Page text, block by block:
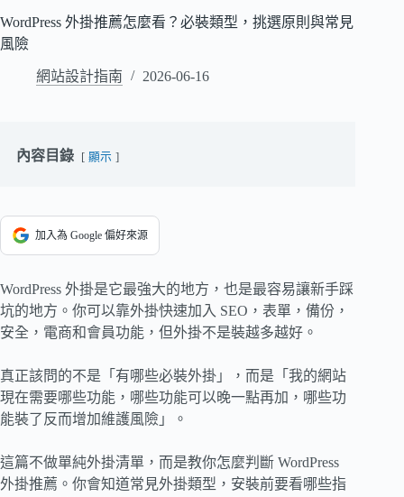
WordPress 外掛推薦怎麼看？必裝類型，挑選原則與常見
風險
網站設計指南 2026-06-16
內容目錄 顯示
加入為 Google 偏好來源
WordPress 外掛是它最強大的地方，也是最容易讓新手踩
坑的地方。你可以靠外掛快速加入 SEO，表單，備份，
安全，電商和會員功能，但外掛不是裝越多越好。
真正該問的不是「有哪些必裝外掛」，而是「我的網站
現在需要哪些功能，哪些功能可以晚一點再加，哪些功
能裝了反而增加維護風險」。
這篇不做單純外掛清單，而是教你怎麼判斷 WordPress
外掛推薦。你會知道常見外掛類型，安裝前要看哪些指